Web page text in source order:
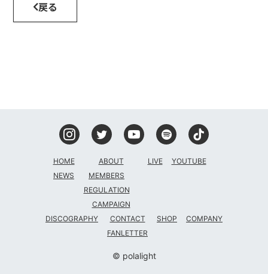
COMPANY
戻る
HOME
NEWS
ABOUT
MEMBERS
REGULATION
CAMPAIGN
LIVE YOUTUBE
DISCOGRAPHY
CONTACT
FANLETTER
SHOP COMPANY
© polalight